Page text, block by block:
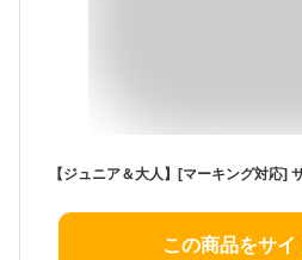
この商品をサイ